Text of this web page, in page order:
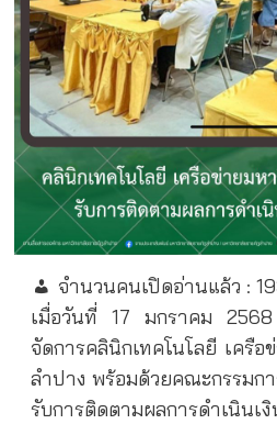
จำนวนคนเปิดอ่านแล้ว :
เมื่อวันที่ 17 มกราคม
จัดการคลินิกเทคโนโลยี เครื
ลำปาง พร้อมด้วยคณะกรรมก
รับการติดตามผลการดำเนิน